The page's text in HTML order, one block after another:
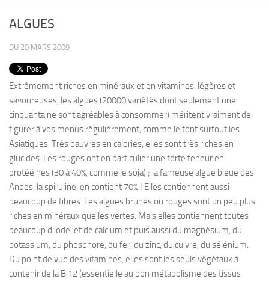
PRODUITS
RECETTES
Entrées
Desserts
Sauces
ALGUES
DU 20 MARS 2009
Extrêmement riches en minéraux et en vitamines, légères et
savoureuses, les algues (20000 variétés dont seulement une
cinquantaine sont agréables à consommer) méritent vraiment de
figurer à vos menus régulièrement, comme le font surtout les
Asiatiques. Très pauvres en calories, elles sont très riches en
glucides. Les rouges ont en particulier une forte teneur en
protééines (30 à 40%, comme le soja) ; la fameuse algue bleue des
Andes, la spiruline, en contient 70% ! Elles contiennent aussi
beaucoup de fibres. Les algues brunes ou rouges sont un peu plus
riches en minéraux que les vertes. Mais elles contiennent toutes
beaucoup d’iode, et de calcium et puis aussi du magnésium, du
potassium, du phosphore, du fer, du zinc, du cuivre, du sélénium.
Du point de vue des vitamines, elles sont les seuls végétaux à
contenir de la B 12 (essentielle au bon métabolisme des tissus